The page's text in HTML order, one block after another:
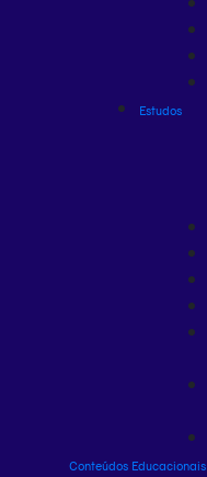
Estudos
Conteúdos Educacionais